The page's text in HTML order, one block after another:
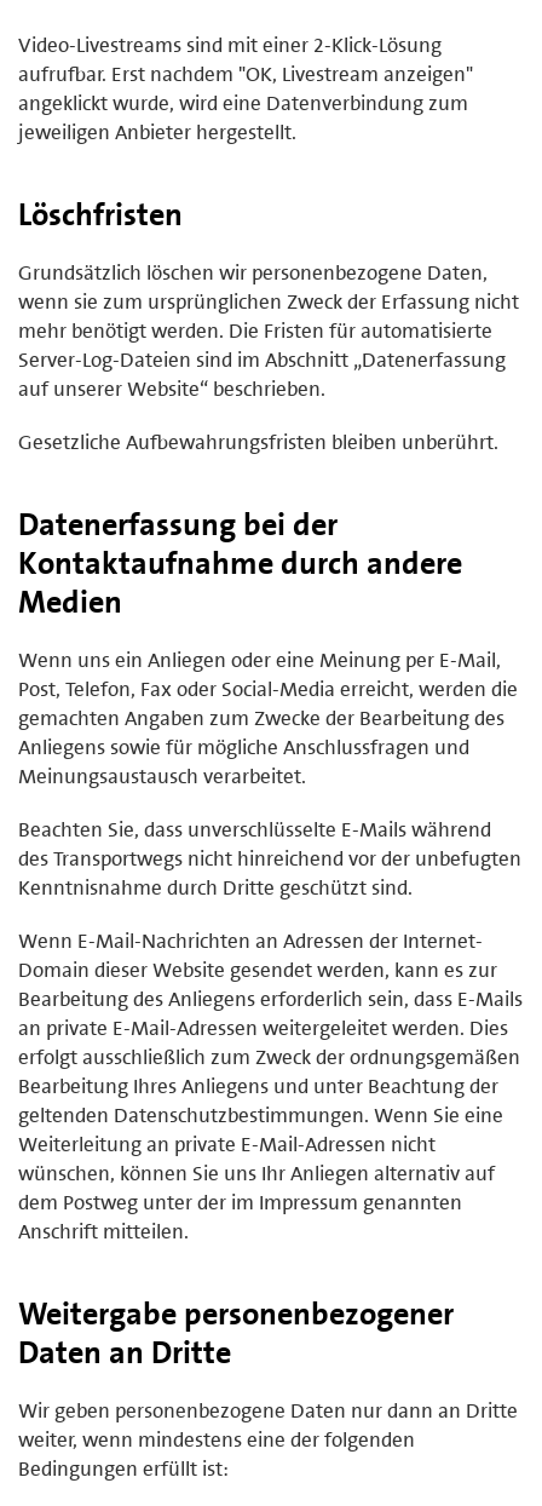
Video-Livestreams sind mit einer 2-Klick-Lösung
aufrufbar. Erst nachdem "OK, Livestream anzeigen"
angeklickt wurde, wird eine Datenverbindung zum
jeweiligen Anbieter hergestellt.
Löschfristen
Grundsätzlich löschen wir personenbezogene Daten,
wenn sie zum ursprünglichen Zweck der Erfassung nicht
mehr benötigt werden. Die Fristen für automatisierte
Server-Log-Dateien sind im Abschnitt „Datenerfassung
auf unserer Website“ beschrieben.
Gesetzliche Aufbewahrungsfristen bleiben unberührt.
Datenerfassung bei der
Kontaktaufnahme durch andere
Medien
Wenn uns ein Anliegen oder eine Meinung per E-Mail,
Post, Telefon, Fax oder Social-Media erreicht, werden die
gemachten Angaben zum Zwecke der Bearbeitung des
Anliegens sowie für mögliche Anschlussfragen und
Meinungsaustausch verarbeitet.
Beachten Sie, dass unverschlüsselte E-Mails während
des Transportwegs nicht hinreichend vor der unbefugten
Kenntnisnahme durch Dritte geschützt sind.
Wenn E-Mail-Nachrichten an Adressen der Internet-
Domain dieser Website gesendet werden, kann es zur
Bearbeitung des Anliegens erforderlich sein, dass E-Mails
an private E-Mail-Adressen weitergeleitet werden. Dies
erfolgt ausschließlich zum Zweck der ordnungsgemäßen
Bearbeitung Ihres Anliegens und unter Beachtung der
geltenden Datenschutzbestimmungen. Wenn Sie eine
Weiterleitung an private E-Mail-Adressen nicht
wünschen, können Sie uns Ihr Anliegen alternativ auf
dem Postweg unter der im Impressum genannten
Anschrift mitteilen.
Weitergabe personenbezogener
Daten an Dritte
Wir geben personenbezogene Daten nur dann an Dritte
weiter, wenn mindestens eine der folgenden
Bedingungen erfüllt ist: